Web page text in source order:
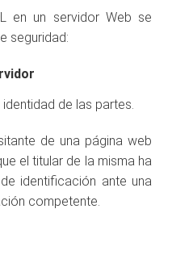
en un servidor Web se
seguridad:
de las partes.
de una página web
el titular de la misma ha
identificación ante una
competente.